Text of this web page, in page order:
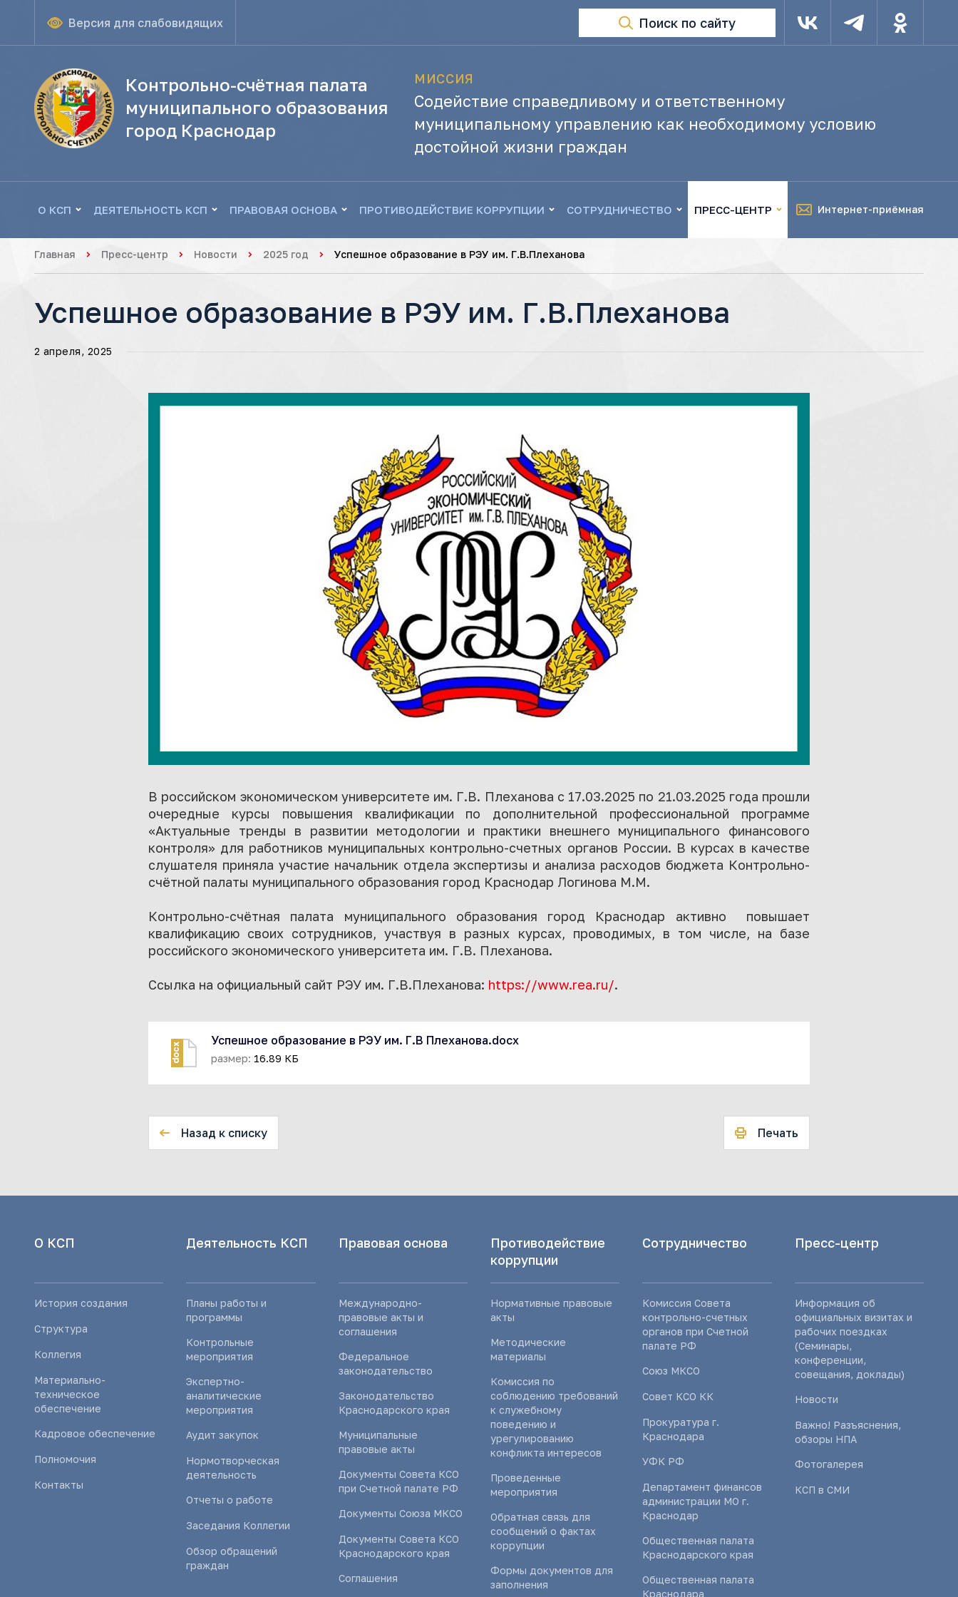
Версия для слабовидящих Поиск по сайту
Контрольно-счётная палата
муниципального образования
город Краснодар
МИССИЯ
Содействие справедливому и ответственному
муниципальному управлению как необходимому условию
достойной жизни граждан
О КСП ДЕЯТЕЛЬНОСТЬ КСП ПРАВОВАЯ ОСНОВА ПРОТИВОДЕЙСТВИЕ КОРРУПЦИИ СОТРУДНИЧЕСТВО ПРЕСС-ЦЕНТР Интернет-приёмная
Главная Пресс-центр Новости 2025 год Успешное образование в РЭУ им. Г.В.Плеханова
Успешное образование в РЭУ им. Г.В.Плеханова
2 апреля, 2025
В российском экономическом университете им. Г.В. Плеханова с 17.03.2025 по 21.03.2025 года прошли
очередные курсы повышения квалификации по дополнительной профессиональной программе
«Актуальные тренды в развитии методологии и практики внешнего муниципального финансового
контроля» для работников муниципальных контрольно-счетных органов России. В курсах в качестве
слушателя приняла участие начальник отдела экспертизы и анализа расходов бюджета Контрольно-
счётной палаты муниципального образования город Краснодар Логинова М.М.
Контрольно-счётная палата муниципального образования город Краснодар активно повышает
квалификацию своих сотрудников, участвуя в разных курсах, проводимых, в том числе, на базе
российского экономического университета им. Г.В. Плеханова.
Ссылка на официальный сайт РЭУ им. Г.В.Плеханова: https://www.rea.ru/.
docx
Успешное образование в РЭУ им. Г.В Плеханова.docx
размер: 16.89 КБ
Назад к списку Печать
О КСП
История создания
Структура
Коллегия
Материально-
техническое
обеспечение
Кадровое обеспечение
Полномочия
Контакты
Деятельность КСП
Планы работы и
программы
Контрольные
мероприятия
Экспертно-
аналитические
мероприятия
Аудит закупок
Нормотворческая
деятельность
Отчеты о работе
Заседания Коллегии
Обзор обращений
граждан
Правовая основа
Международно-
правовые акты и
соглашения
Федеральное
законодательство
Законодательство
Краснодарского края
Муниципальные
правовые акты
Документы Совета КСО
при Счетной палате РФ
Документы Союза МКСО
Документы Совета КСО
Краснодарского края
Соглашения
Противодействие
коррупции
Нормативные правовые
акты
Методические
материалы
Комиссия по
соблюдению требований
к служебному
поведению и
урегулированию
конфликта интересов
Проведенные
мероприятия
Обратная связь для
сообщений о фактах
коррупции
Формы документов для
заполнения
Сотрудничество
Комиссия Совета
контрольно-счетных
органов при Счетной
палате РФ
Союз МКСО
Совет КСО КК
Прокуратура г.
Краснодара
УФК РФ
Департамент финансов
администрации МО г.
Краснодар
Общественная палата
Краснодарского края
Общественная палата
Краснодара
Пресс-центр
Информация об
официальных визитах и
рабочих поездках
(Семинары,
конференции,
совещания, доклады)
Новости
Важно! Разъяснения,
обзоры НПА
Фотогалерея
КСП в СМИ